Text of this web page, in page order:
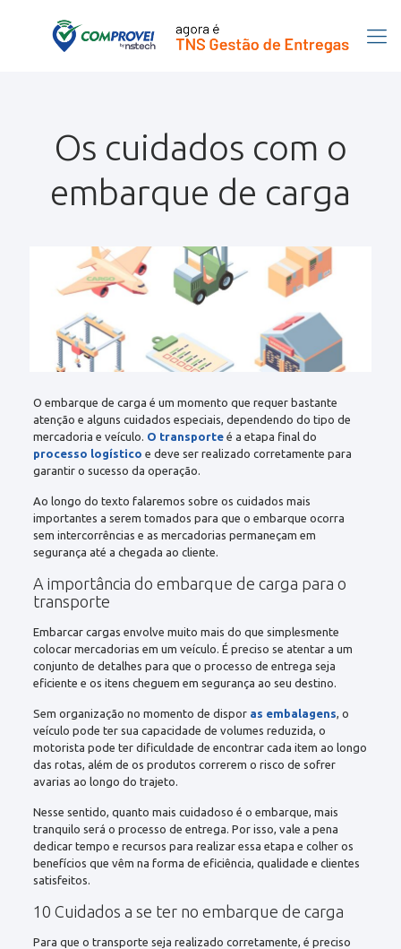
Os cuidados com o
embarque de carga
O embarque de carga é um momento que requer bastante
atenção e alguns cuidados especiais, dependendo do tipo de
mercadoria e veículo. O transporteé a etapa final do
processo logístico e deve ser realizado corretamente para
garantir o sucesso da operação.
Ao longo do texto falaremos sobre os cuidados mais
importantes a serem tomados para que o embarque ocorra
sem intercorrências e as mercadorias permaneçam em
segurança até a chegada ao cliente.
A importância do embarque de carga para o
transporte
Embarcar cargas envolve muito mais do que simplesmente
colocar mercadorias em um veículo. É preciso se atentar a um
conjunto de detalhes para que o processo de entrega seja
eficiente e os itens cheguem em segurança ao seu destino.
Sem organização no momento de dispor as embalagens , o
veículo pode ter sua capacidade de volumes reduzida, o
motorista pode ter dificuldade de encontrar cada item ao longo
das rotas, além de os produtos correrem o risco de sofrer
avarias ao longo do trajeto.
Nesse sentido, quanto mais cuidadoso é o embarque, mais
tranquilo será o processo de entrega. Por isso, vale a pena
dedicar tempo e recursos para realizar essa etapa e colher os
benefícios que vêm na forma de eficiência, qualidade e clientes
satisfeitos.
10 Cuidados a se ter no embarque de carga
Para que o transporte seja realizado corretamente, é preciso